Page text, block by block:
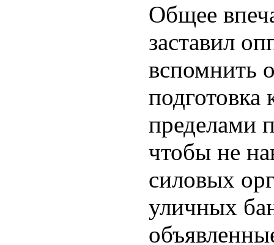
Общее
заставил
вспомнить
подготовка
пределами
чтобы не
силовых
уличных